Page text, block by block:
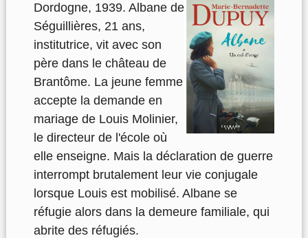
Dordogne, 1939. Albane de
Séguillières, 21 ans,
institutrice, vit avec son
père dans le château de
Brantôme. La jeune femme
accepte la demande en
mariage de Louis Molinier,
le directeur de l'école où
elle enseigne. Mais la déclaration de guerre
interrompt brutalement leur vie conjugale
lorsque Louis est mobilisé. Albane se
réfugie alors dans la demeure familiale, qui
abrite des réfugiés.